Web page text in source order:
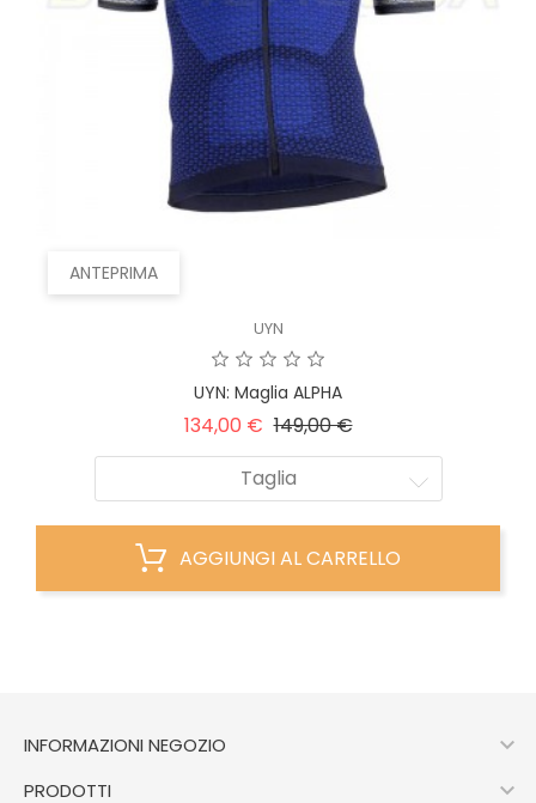
ANTEPRIMA
UYN
UYN: Maglia ALPHA
134,00 € Prezzo
149,00 €Prezzo
Taglia
AGGIUNGI AL CARRELLO
INFORMAZIONI NEGOZIO 
PRODOTTI 